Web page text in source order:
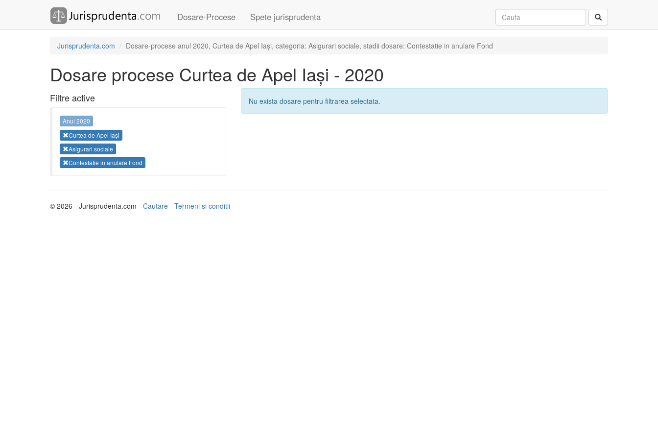
Dosare-Procese Spete jurisprudenta
Jurisprudenta.com Dosare-procese anul 2020, Curtea de Apel Iași, categoria: Asigurari sociale, stadii dosare: Contestatie in anulare Fond
Dosare procese Curtea de Apel Iași - 2020
Filtre active
Anul 2020
Curtea de Apel Iași
Asigurari sociale
Contestatie in anulare Fond
Nu exista dosare pentru filtrarea selectata.
© 2026 - Jurisprudenta.com - Cautare - Termeni si conditii